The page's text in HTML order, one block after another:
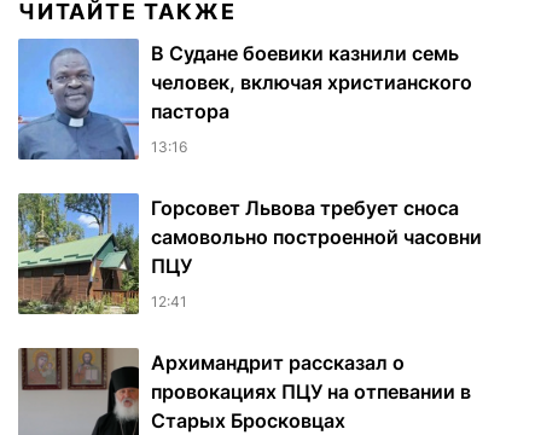
ЧИТАЙТЕ ТАКЖЕ
В Судане боевики казнили семь
человек, включая христианского
пастора
13:16
Горсовет Львова требует сноса
самовольно построенной часовни
ПЦУ
12:41
Архимандрит рассказал о
провокациях ПЦУ на отпевании в
Старых Бросковцах